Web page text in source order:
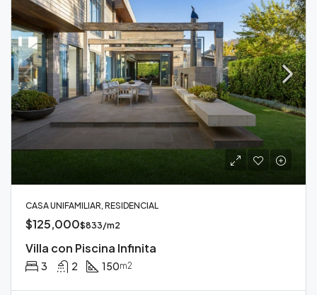
CASA UNIFAMILIAR, RESIDENCIAL
$125,000$833/m2
Villa con Piscina Infinita
3 2 150m2